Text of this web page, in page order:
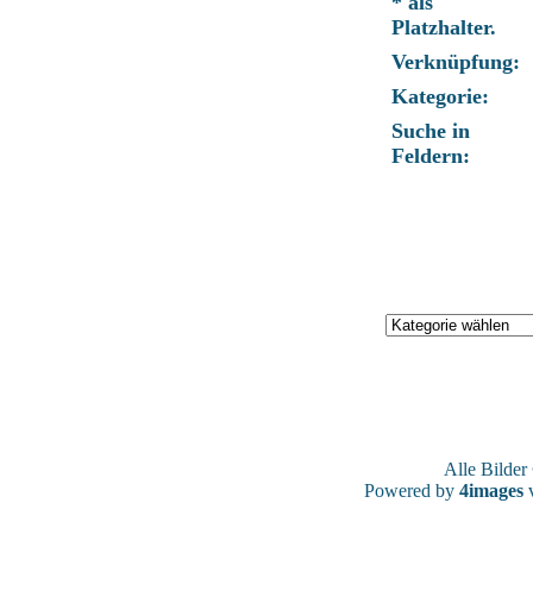
Platzhalter.
Verknüpfung:
Kategorie:
Suche in
Feldern:
Alle
Powered by 4images